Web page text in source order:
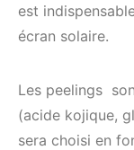
est
écran solaire.
Les peelings
(acide kojique,
sera choisi en